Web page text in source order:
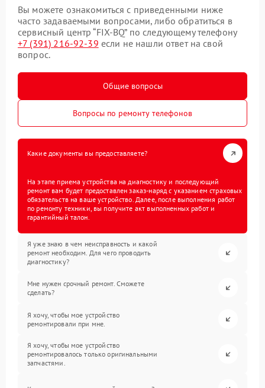
Вы можете ознакомиться с приведенными ниже
часто задаваемыми вопросами, либо обратиться в
сервисный центр “FIX-BQ” по следующему телефону
+7 (391) 216-92-39 если не нашли ответ на свой
вопрос.
Общие вопросы
Вопросы по ремонту телефонов
Какие документы вы предоставляете?
На этапе приема устройства на диагностику и последующий
ремонт вам будет предоставлен заказ-наряд с указанием страховых
обязательств на ваше устройство. Далее, после выполнения работ
по ремонту техники, вы получите акт выполненных работ и
гарантийный талон.
Я уже знаю в чем неисправность и какой
ремонт необходим. Для чего проводить
диагностику?
Мне нужен срочный ремонт. Сможете
сделать?
Я хочу, чтобы мое устройство
ремонтировали при мне.
Я хочу, чтобы мое устройство
ремонтировалось только оригинальными
запчастями.